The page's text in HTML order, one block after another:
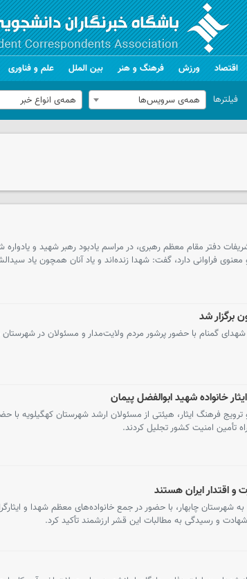
اقتصاد ورزش فرهنگ و هنر بین الملل علم و فناوری
فیلترها همه‌ی سرویس‌ها همه‌ی انواع خبر
دفتر مقام معظم رهبری، در مراسم یادبود رهبر شهید و یادواره
معنوی فراوانی دارد، گفت: شهدا زنده‌اند و یاد آنان همچون یاد
برگزار شد
گمنام با حضور پرشور مردم ولایت‌مدار و مسئولان در شهرستان
خانواده شهید ابوالفضل پیمان
ترویج فرهنگ ایثار، هیئتی از مسئولان ارشد شهرستان کهگیلویه با
تأمین امنیت کشور تجلیل کردند.
و اقتدار ایران هستند
شهرستان چابهار، با حضور در جمع خانواده‌های معظم شهدا و
و رسیدگی به مطالبات این قشر ارزشمند تأکید کرد.